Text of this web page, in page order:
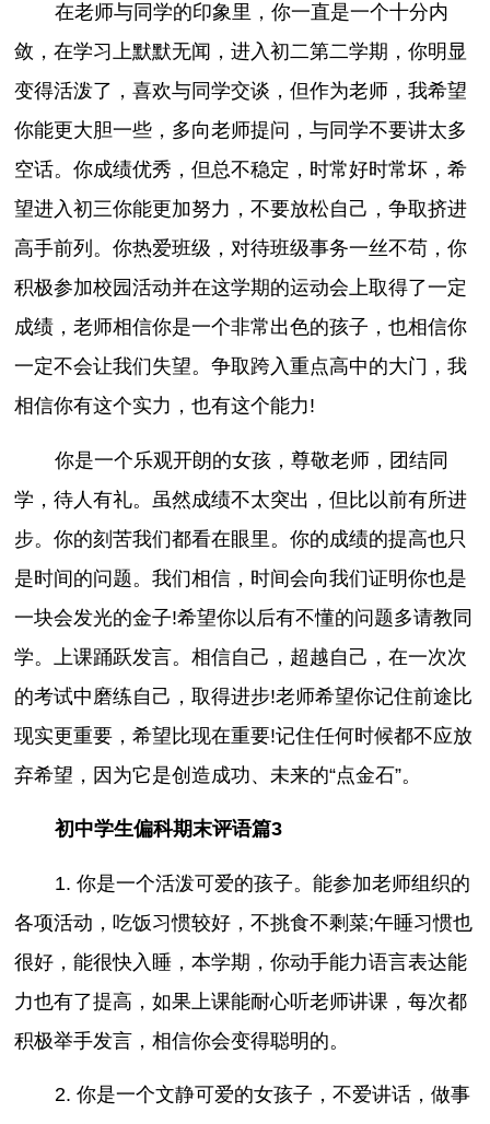
在老师与同学的印象里，你一直是一个十分内
敛，在学习上默默无闻，进入初二第二学期，你明显
变得活泼了，喜欢与同学交谈，但作为老师，我希望
你能更大胆一些，多向老师提问，与同学不要讲太多
空话。你成绩优秀，但总不稳定，时常好时常坏，希
望进入初三你能更加努力，不要放松自己，争取挤进
高手前列。你热爱班级，对待班级事务一丝不苟，你
积极参加校园活动并在这学期的运动会上取得了一定
成绩，老师相信你是一个非常出色的孩子，也相信你
一定不会让我们失望。争取跨入重点高中的大门，我
相信你有这个实力，也有这个能力!
你是一个乐观开朗的女孩，尊敬老师，团结同
学，待人有礼。虽然成绩不太突出，但比以前有所进
步。你的刻苦我们都看在眼里。你的成绩的提高也只
是时间的问题。我们相信，时间会向我们证明你也是
一块会发光的金子!希望你以后有不懂的问题多请教同
学。上课踊跃发言。相信自己，超越自己，在一次次
的考试中磨练自己，取得进步!老师希望你记住前途比
现实更重要，希望比现在重要!记住任何时候都不应放
弃希望，因为它是创造成功、未来的“点金石”。
初中学生偏科期末评语篇3
1. 你是一个活泼可爱的孩子。能参加老师组织的
各项活动，吃饭习惯较好，不挑食不剩菜;午睡习惯也
很好，能很快入睡，本学期，你动手能力语言表达能
力也有了提高，如果上课能耐心听老师讲课，每次都
积极举手发言，相信你会变得聪明的。
2. 你是一个文静可爱的女孩子，不爱讲话，做事